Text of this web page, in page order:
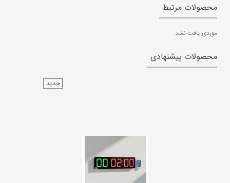
محصولات مرتبط
موردی یافت نشد
محصولات پیشنهادی
جدید